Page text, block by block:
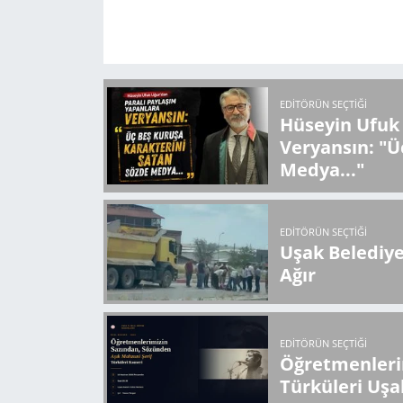
EDITÖRÜN SEÇTIĞI
Hüseyin Ufuk
Veryansın:
Medya..."
EDITÖRÜN SEÇTIĞI
Uşak
Ağır
EDITÖRÜN SEÇTIĞI
Türküleri